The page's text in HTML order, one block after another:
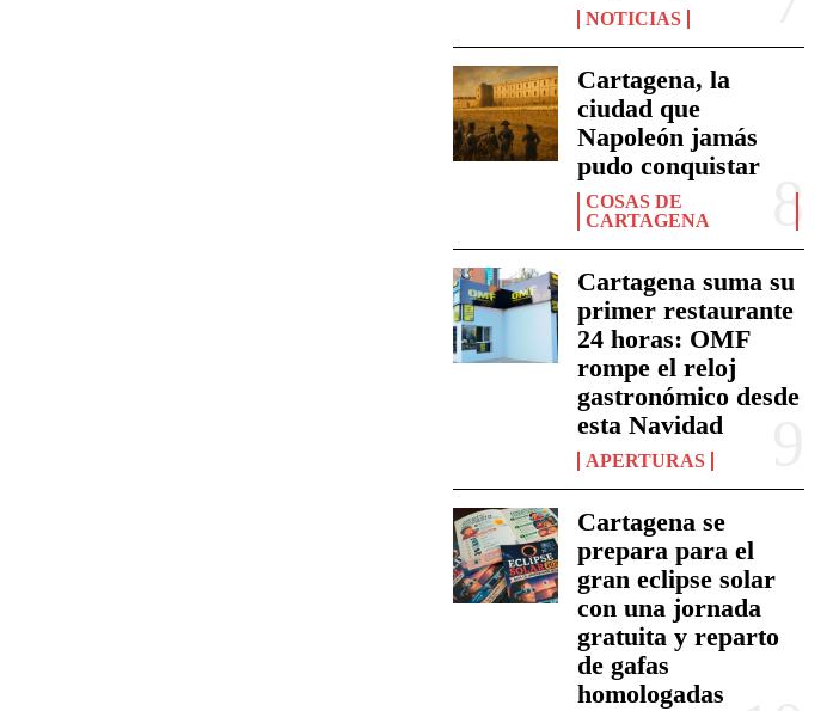
NOTICIAS
Cartagena, la
ciudad que
Napoleón jamás
pudo conquistar
COSAS DE
CARTAGENA
Cartagena suma su
primer restaurante
24 horas: OMF
rompe el reloj
gastronómico desde
esta Navidad
APERTURAS
Cartagena se
prepara para el
gran eclipse solar
con una jornada
gratuita y reparto
de gafas
homologadas